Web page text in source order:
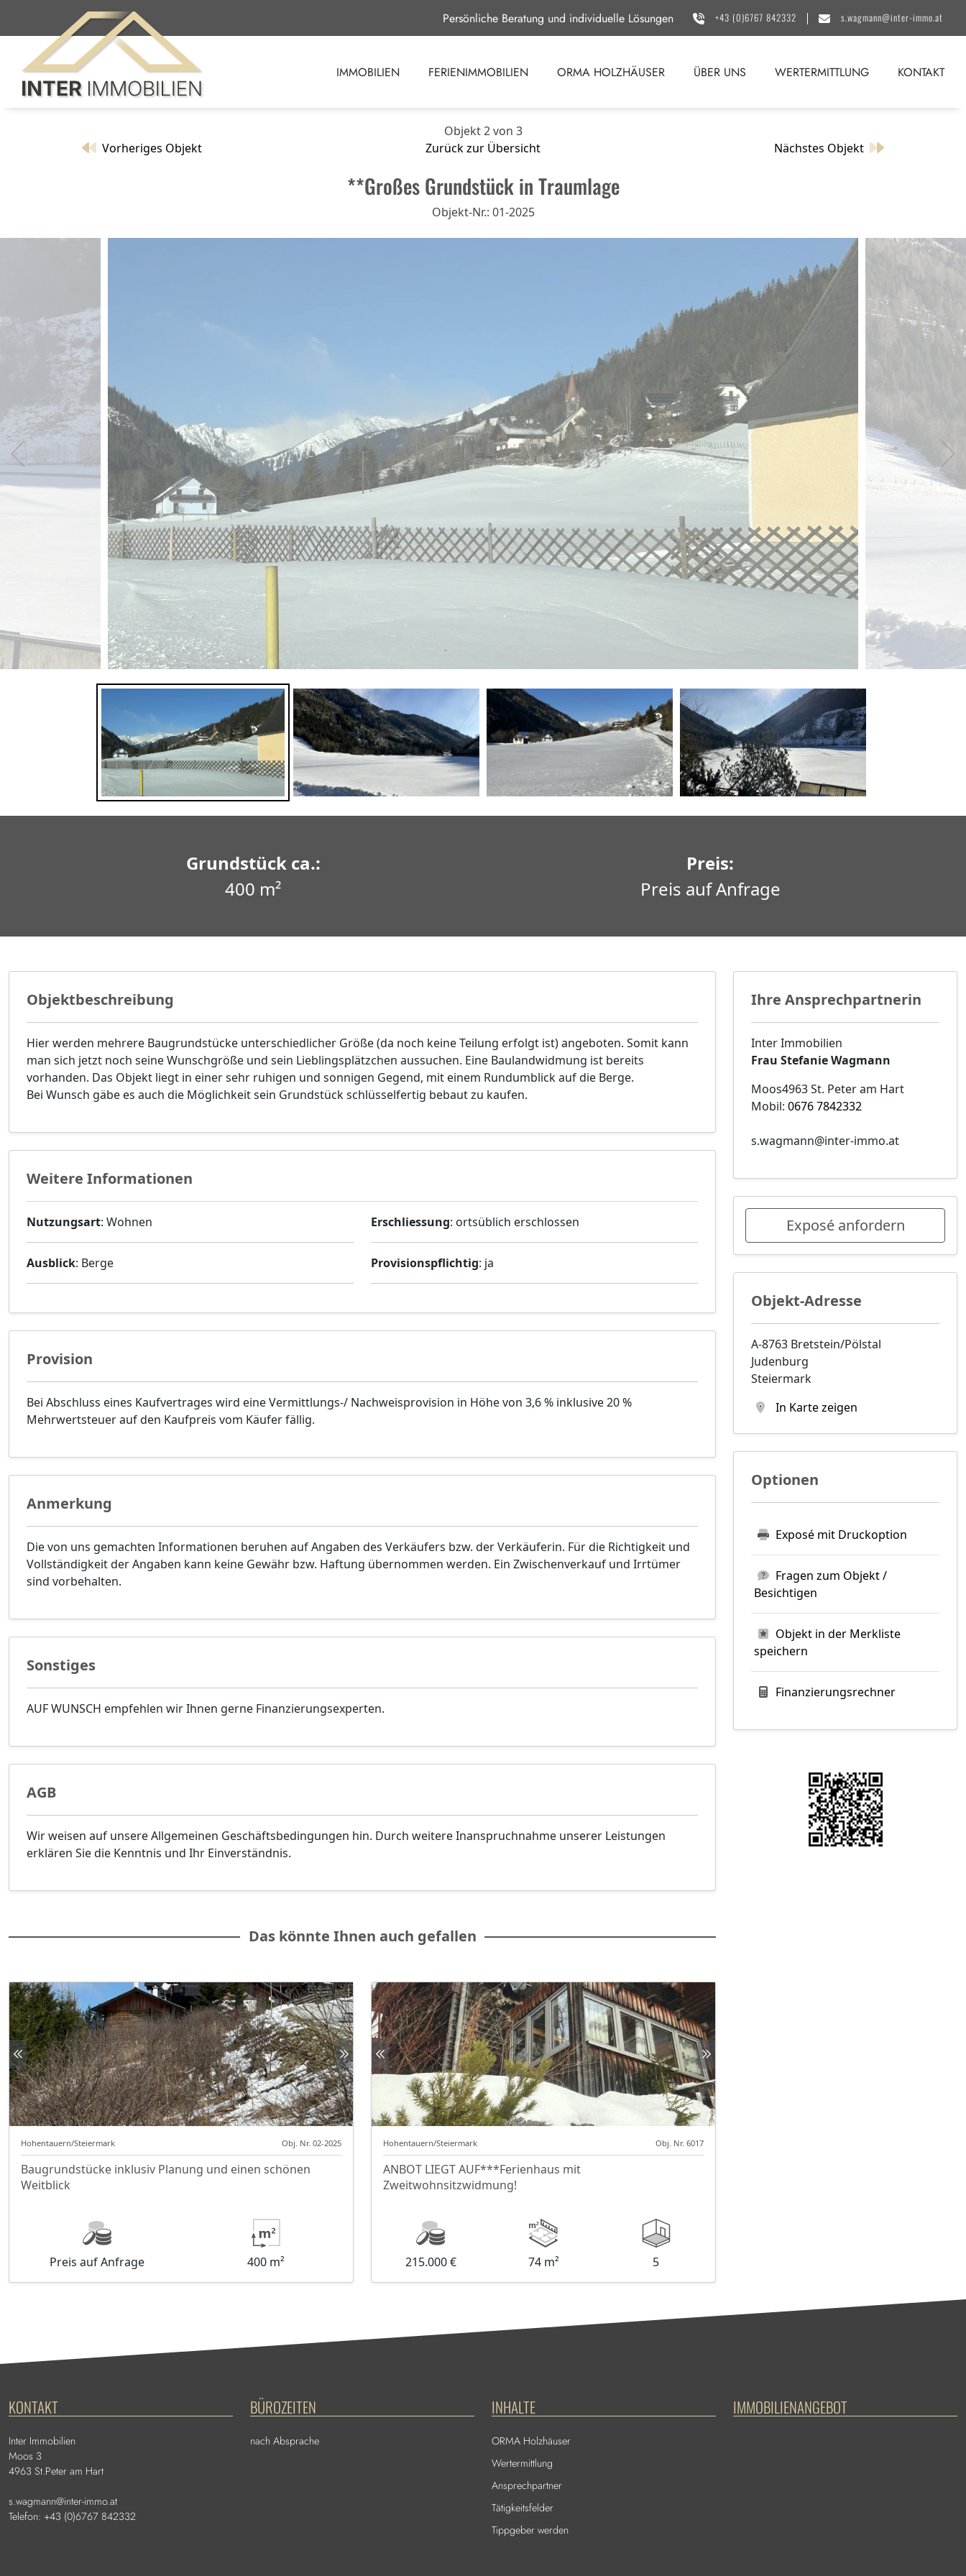
Persönliche Beratung und individuelle Lösungen +43 (0)6767 842332 s.wagmann@inter-immo.at
IMMOBILIEN FERIENIMMOBILIEN ORMA HOLZHÄUSER ÜBER UNS WERTERMITTLUNG KONTAKT
Objekt 2 von 3
Nächstes Objekt
Vorheriges Objekt Zurück zur Übersicht
**Großes Grundstück in Traumlage
Objekt-Nr.: 01-2025
Grundstück ca.:
400 m²
Preis:
Preis auf Anfrage
Objektbeschreibung
Hier werden mehrere Baugrundstücke unterschiedlicher Größe (da noch keine Teilung erfolgt ist) angeboten. Somit kann
man sich jetzt noch seine Wunschgröße und sein Lieblingsplätzchen aussuchen. Eine Baulandwidmung ist bereits
vorhanden. Das Objekt liegt in einer sehr ruhigen und sonnigen Gegend, mit einem Rundumblick auf die Berge.
Bei Wunsch gäbe es auch die Möglichkeit sein Grundstück schlüsselfertig bebaut zu kaufen.
Weitere Informationen
Nutzungsart: Wohnen Erschliessung: ortsüblich erschlossen
Ausblick: Berge Provisionspflichtig: ja
Provision
Bei Abschluss eines Kaufvertrages wird eine Vermittlungs-/ Nachweisprovision in Höhe von 3,6 % inklusive 20 %
Mehrwertsteuer auf den Kaufpreis vom Käufer fällig.
Anmerkung
Die von uns gemachten Informationen beruhen auf Angaben des Verkäufers bzw. der Verkäuferin. Für die Richtigkeit und
Vollständigkeit der Angaben kann keine Gewähr bzw. Haftung übernommen werden. Ein Zwischenverkauf und Irrtümer
sind vorbehalten.
Sonstiges
AUF WUNSCH empfehlen wir Ihnen gerne Finanzierungsexperten.
AGB
Wir weisen auf unsere Allgemeinen Geschäftsbedingungen hin. Durch weitere Inanspruchnahme unserer Leistungen
erklären Sie die Kenntnis und Ihr Einverständnis.
Das könnte Ihnen auch gefallen
Hohentauern/Steiermark Obj. Nr. 02-2025
Baugrundstücke inklusiv Planung und einen schönen
Weitblick
Preis auf Anfrage 400 m²
Hohentauern/Steiermark Obj. Nr. 6017
ANBOT LIEGT AUF***Ferienhaus mit
Zweitwohnsitzwidmung!
215.000 € 74 m² 5
Ihre Ansprechpartnerin
Inter Immobilien
Frau Stefanie Wagmann
Moos4963 St. Peter am Hart
Mobil: 0676 7842332
s.wagmann@inter-immo.at
Exposé anfordern
Objekt-Adresse
A-8763 Bretstein/Pölstal
Judenburg
Steiermark
In Karte zeigen
Optionen
Exposé mit Druckoption
Fragen zum Objekt /
Besichtigen
Objekt in der Merkliste
speichern
Finanzierungsrechner
KONTAKT
Inter Immobilien
Moos 3
4963 St.Peter am Hart
s.wagmann@inter-immo.at
Telefon: +43 (0)6767 842332
BÜROZEITEN
nach Absprache
INHALTE
ORMA Holzhäuser
Wertermittlung
Ansprechpartner
Tätigkeitsfelder
Tippgeber werden
IMMOBILIENANGEBOT